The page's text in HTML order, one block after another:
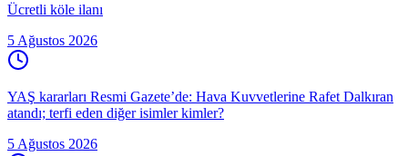
Ücretli köle ilanı
5 Ağustos 2026
YAŞ kararları Resmi Gazete’de: Hava Kuvvetlerine Rafet Dalkıran
atandı; terfi eden diğer isimler kimler?
5 Ağustos 2026